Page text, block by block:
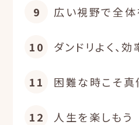
9 広い視野で全体
10 ダンドリよく、効
11 困難な時こそ真
12 人生を楽しもう